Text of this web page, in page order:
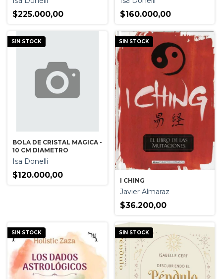
$225.000,00 $160.000,00
SIN STOCK
BOLA DE CRISTAL MAGICA -
10 CM DIAMETRO
Isa Donelli
$120.000,00
SIN STOCK
I CHING
Javier Almaraz
$36.200,00
SIN STOCK SIN STOCK